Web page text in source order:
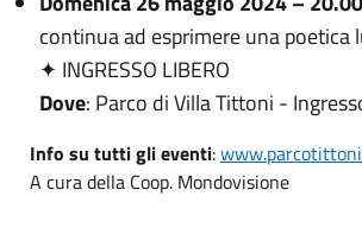
continua ad esprimere una poetica
✦ INGRESSO LIBERO
Dove: Parco di Villa Tittoni -
Info su tutti gli eventi:
A cura della Coop. Mondovisione